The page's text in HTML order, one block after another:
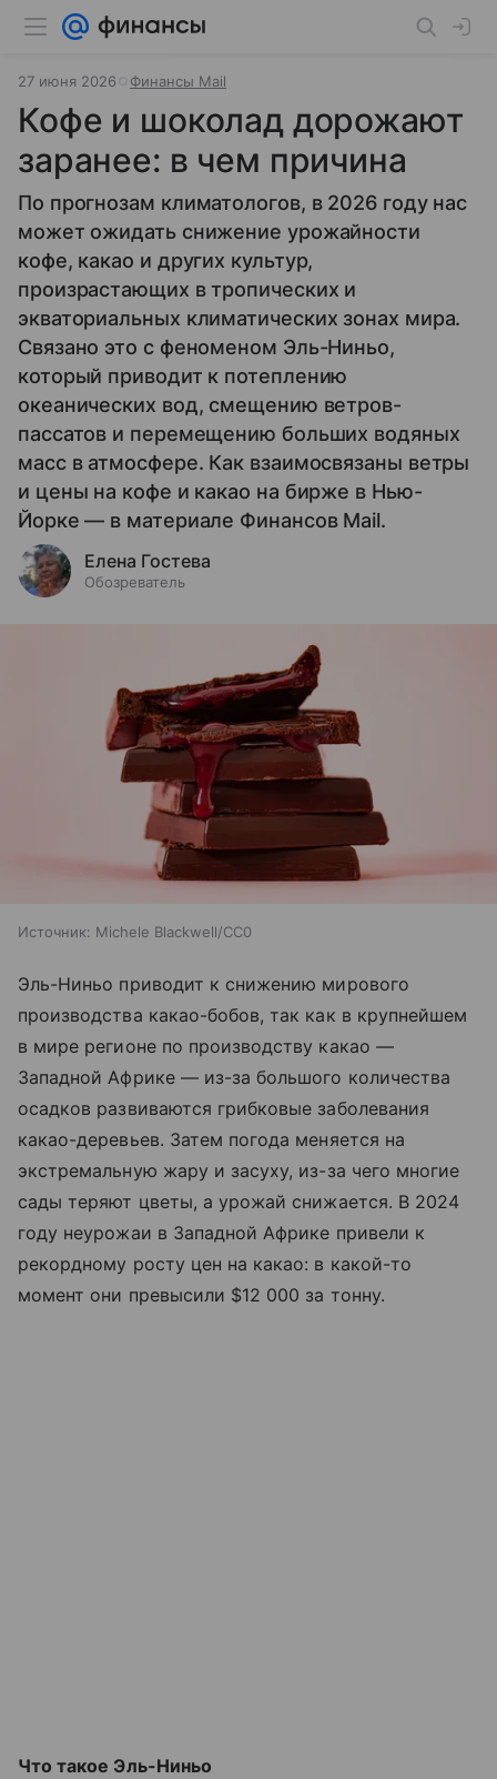
27 июня 2026 Финансы Mail
Кофе и шоколад дорожают
заранее: в чем причина
По прогнозам климатологов, в 2026 году нас
может ожидать снижение урожайности
кофе, какао и других культур,
произрастающих в тропических и
экваториальных климатических зонах мира.
Связано это с феноменом Эль-Ниньо,
который приводит к потеплению
океанических вод, смещению ветров-
пассатов и перемещению больших водяных
масс в атмосфере. Как взаимосвязаны ветры
и цены на кофе и какао на бирже в Нью-
Йорке — в материале Финансов Mail.
Елена Гостева
Обозреватель
Источник: Michele Blackwell/CC0
Эль-Ниньо приводит к снижению мирового
производства какао-бобов, так как в крупнейшем
в мире регионе по производству какао —
Западной Африке — из-за большого количества
осадков развиваются грибковые заболевания
какао-деревьев. Затем погода меняется на
экстремальную жару и засуху, из-за чего многие
сады теряют цветы, а урожай снижается. В 2024
году неурожаи в Западной Африке привели к
рекордному росту цен на какао: в какой-то
момент они превысили $12 000 за тонну.
Что такое Эль-Ниньо